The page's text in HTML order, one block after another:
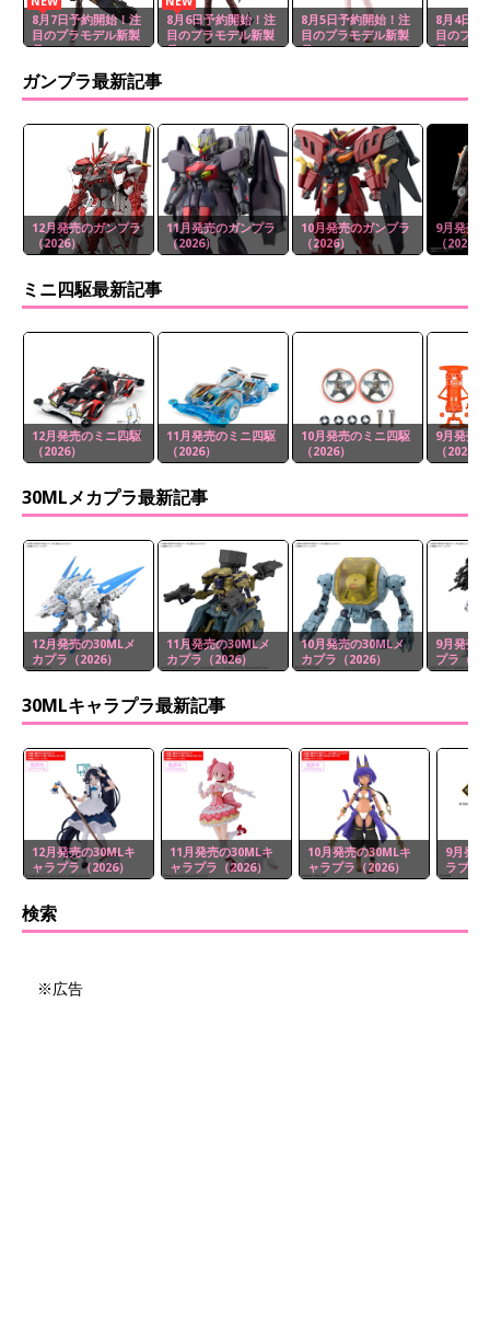
8月7日予約開始！注
目のプラモデル新製
品
8月6日予約開始！注
目のプラモデル新製
品
8月5日予約開始！注
目のプラモデル新製
品
8月4日予
目のプラ
品
ガンプラ最新記事
12月発売のガンプラ
（2026）
11月発売のガンプラ
（2026）
10月発売のガンプラ
（2026）
9月発売
（2026）
ミニ四駆最新記事
12月発売のミニ四駆
（2026）
11月発売のミニ四駆
（2026）
10月発売のミニ四駆
（2026）
9月発売
（2026）
30MLメカプラ最新記事
12月発売の30MLメ
カプラ（2026）
11月発売の30MLメ
カプラ（2026）
10月発売の30MLメ
カプラ（2026）
9月発売
プラ（
30MLキャラプラ最新記事
12月発売の30MLキ
ャラプラ（2026）
11月発売の30MLキ
ャラプラ（2026）
10月発売の30MLキ
ャラプラ（2026）
9月発
ラプラ
検索
※広告